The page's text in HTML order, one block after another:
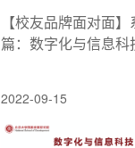
【校友品牌面对面
篇：数字化与信息科
2022-09-15